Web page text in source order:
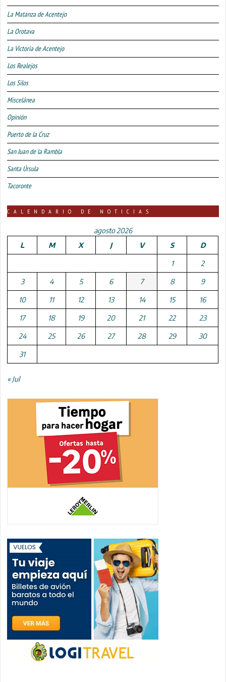
La Matanza de Acentejo
La Orotava
La Victoria de Acentejo
Los Realejos
Los Silos
Miscelánea
Opinión
Puerto de la Cruz
San Juan de la Rambla
Santa Úrsula
Tacoronte
CALENDARIO DE NOTICIAS
agosto 2026
L
M X J V S D
1 2
3 4 5 6 7 8 9
10 11 12 13 14 15 16
17 18 19 20 21 22 23
24 25 26 27 28 29 30
31
« Jul